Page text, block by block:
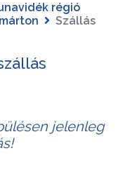
régió
Szállás
jelenleg